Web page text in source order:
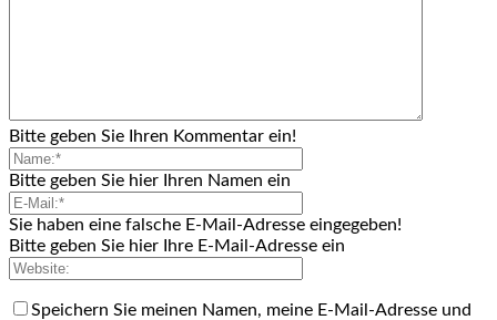
Bitte geben Sie Ihren Kommentar ein!
Bitte geben Sie hier Ihren Namen ein
Sie haben eine falsche E-Mail-Adresse eingegeben!
Bitte geben Sie hier Ihre E-Mail-Adresse ein
Speichern Sie meinen Namen, meine E-Mail-Adresse und